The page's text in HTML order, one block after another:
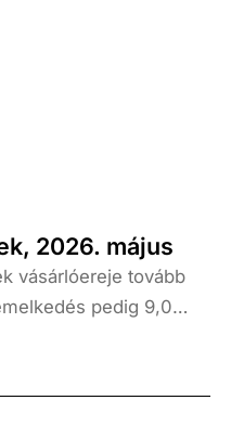
2026. május
vásárlóereje tovább
pedig 9,0
tett ki, emellett